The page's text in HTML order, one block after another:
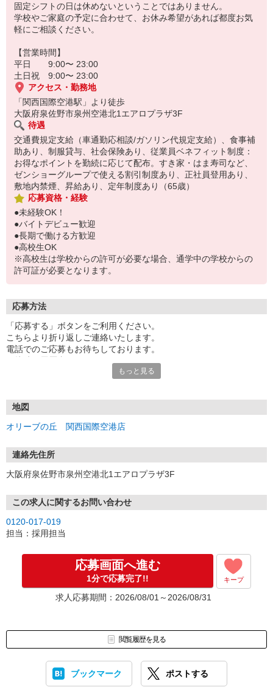
固定シフトの日は休めないということではありません。
学校やご家庭の予定に合わせて、お休み希望があれば都度お気
軽にご相談ください。
【営業時間】
平日 9:00〜 23:00
土日祝 9:00〜 23:00
アクセス・勤務地
「関西国際空港駅」より徒歩
大阪府泉佐野市泉州空港北1エアロプラザ3F
待遇
交通費規定支給（車通勤応相談/ガソリン代規定支給）、食事補
助あり、制服貸与、社会保険あり、従業員ベネフィット制度：
お得なポイントを勤続に応じて配布。すき家・はま寿司など、
ゼンショーグループで使える割引制度あり、正社員登用あり、
敷地内禁煙、昇給あり、定年制度あり（65歳）
応募資格・経験
●未経験OK！
●バイトデビュー歓迎
●長期で働ける方歓迎
●高校生OK
※高校生は学校からの許可が必要な場合、通学中の学校からの
許可証が必要となります。
応募方法
「応募する」ボタンをご利用ください。
こちらより折り返しご連絡いたします。
電話でのご応募もお待ちしております。
もっと見る
地図
オリーブの丘 関西国際空港店
連絡先住所
大阪府泉佐野市泉州空港北1エアロプラザ3F
この求人に関するお問い合わせ
0120-017-019
担当：採用担当
応募画面へ進む
1分で応募完了!! キープ
求人応募期間：2026/08/01～2026/08/31
閲覧履歴を見る
ブックマーク ポストする